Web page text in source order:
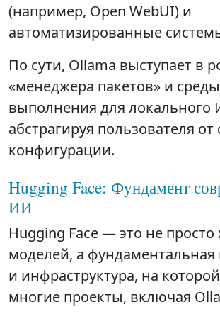
(например, Open WebUI) и
автоматизированные
По сути, Ollama выступает в
«менеджера пакетов» и среды
выполнения для локального
абстрагируя пользователя
конфигурации.
Hugging Face: Фундамент
ИИ
Hugging Face — это не
моделей, а
и инфраструктура, на
многие проекты, включая